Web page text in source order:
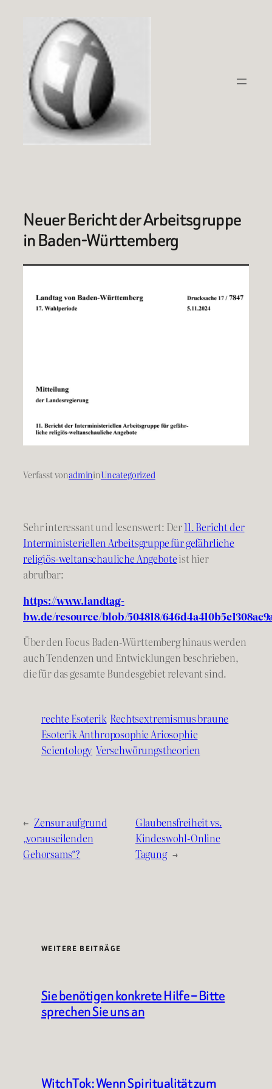
springen
Neuer Bericht der Arbeitsgruppe
in Baden-Württemberg
Verfasst vonadmininUncategorized
Sehr interessant und lesenswert: Der11. Bericht der
Interministeriellen Arbeitsgruppe für gefährliche
religiös-weltanschauliche Angeboteist hier
abrufbar:
https://www.landtag-
bw.de/resource/blob/504818/
Über den Focus Baden-Württemberg hinaus werden
auch Tendenzen und Entwicklungen beschrieben,
die für das gesamte Bundesgebiet relevant sind.
rechte Esoterik Rechtsextremismus braune
Esoterik Anthroposophie Ariosophie
Scientology Verschwörungstheorien
← Zensur aufgrund
„vorauseilenden
Gehorsams“?
Glaubensfreiheit vs.
Kindeswohl-Online
Tagung →
WEITERE BEITRÄGE
Sie benötigen konkrete Hilfe – Bitte
sprechen Sie uns an
WitchTok: Wenn Spiritualität zum